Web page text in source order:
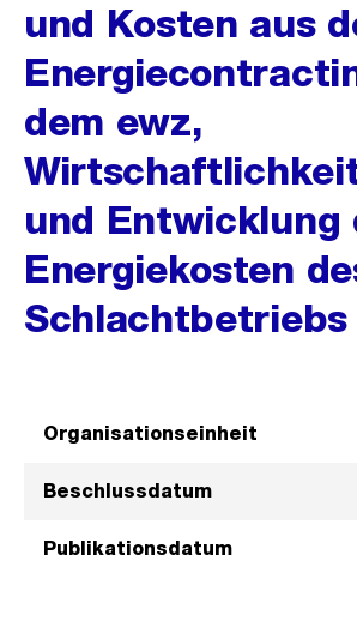
und Kosten aus
dem ewz,
und Entwicklung
Energiekosten
Schlachtbetriebs
Organisationseinheit
Beschlussdatum
Publikationsdatum